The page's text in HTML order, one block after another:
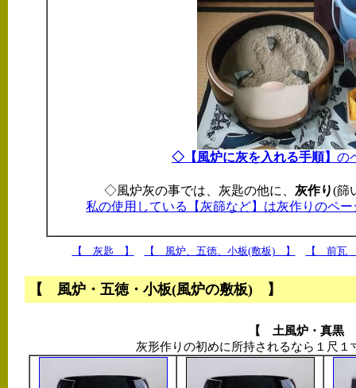
◇【風炉に灰を入れる手順】 の
◇風炉灰の事では、灰匙の他に、 灰作り(篩
私の使用している【灰篩など】は灰作りのペ
【 灰匙 】 【 風炉、五徳、小板(敷板) 】 【 前瓦
【 風炉・五徳・小板(風炉の敷板) 】
【 土風炉・真黒
灰形作りの初めに所持されるなら１尺